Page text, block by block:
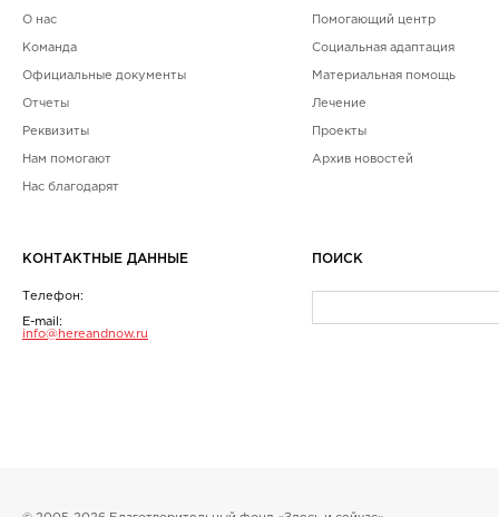
О нас
Команда
Официальные документы
Отчеты
Реквизиты
Нам помогают
Нас благодарят
Помогающий центр
Социальная адаптация
Материальная помощь
Лечение
Проекты
Архив новостей
КОНТАКТНЫЕ ДАННЫЕ
Телефон:
E-mail:
info@hereandnow.ru
ПОИСК